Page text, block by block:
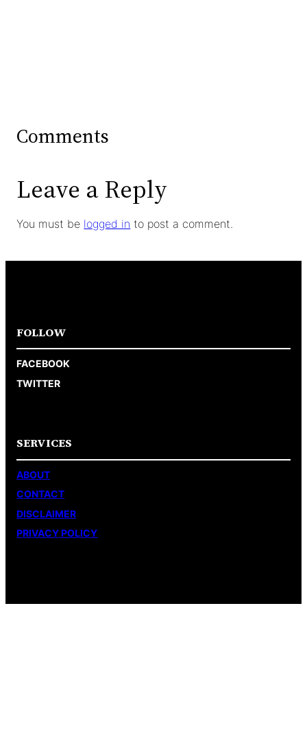
Comments
Leave a Reply
You must be logged in to post a comment.
FOLLOW
FACEBOOK
TWITTER
SERVICES
ABOUT
CONTACT
DISCLAIMER
PRIVACY POLICY